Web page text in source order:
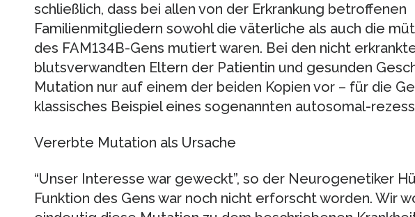
schließlich, dass bei allen von der Erkrankung betroffenen
Familienmitgliedern sowohl die väterliche als auch die
des FAM134B-Gens mutiert waren. Bei den nicht
blutsverwandten Eltern der Patientin und gesunden
Mutation nur auf einem der beiden Kopien vor – für die
klassisches Beispiel eines sogenannten autosomal-
Vererbte Mutation als Ursache
“Unser Interesse war geweckt”, so der Neurogenetiker
Funktion des Gens war noch nicht erforscht worden. Wir